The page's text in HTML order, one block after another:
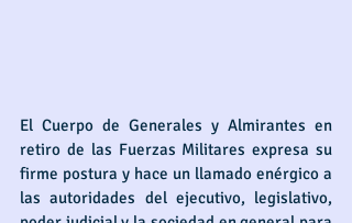
El Cuerpo de Generales y Almirantes en
retiro de las Fuerzas Militares expresa su
firme postura y hace un llamado enérgico a
las autoridades del ejecutivo, legislativo,